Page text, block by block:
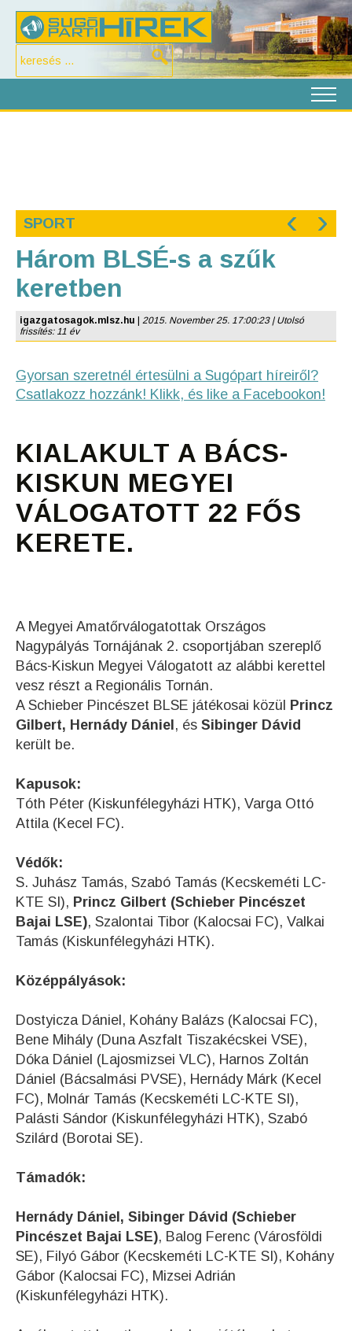
SPORT ‹ ›
Három BLSÉ-s a szűk
keretben
igazgatosagok.mlsz.hu
2015. November 25. 17:00:23 | Utolsó
frissítés: 11 év
Gyorsan szeretnél értesülni a Sugópart híreiről?
Csatlakozz hozzánk! Klikk, és like a Facebookon!
KIALAKULT A BÁCS-
KISKUN MEGYEI
VÁLOGATOTT 22 FŐS
KERETE.
A Megyei Amatőrválogatottak Országos
Nagypályás Tornájának 2. csoportjában szereplő
Bács-Kiskun Megyei Válogatott az alábbi kerettel
vesz részt a Regionális Tornán.
A Schieber Pincészet BLSE játékosai közül
Princz
Gilbert, Hernády Dániel , és Sibinger Dávid
került be.
Kapusok:
Tóth Péter (Kiskunfélegyházi HTK), Varga Ottó
Attila (Kecel FC).
Védők:
S. Juhász Tamás, Szabó Tamás (Kecskeméti LC-
KTE SI), Princz Gilbert (Schieber Pincészet
Bajai LSE), Szalontai Tibor (Kalocsai FC), Valkai
Tamás (Kiskunfélegyházi HTK).
Középpályások:
Dostyicza Dániel, Kohány Balázs (Kalocsai FC),
Bene Mihály (Duna Aszfalt Tiszakécskei VSE),
Dóka Dániel (Lajosmizsei VLC), Harnos Zoltán
Dániel (Bácsalmási PVSE), Hernády Márk (Kecel
FC), Molnár Tamás (Kecskeméti LC-KTE SI),
Palásti Sándor (Kiskunfélegyházi HTK), Szabó
Szilárd (Borotai SE).
Támadók:
Hernády Dániel, Sibinger Dávid (Schieber
Pincészet Bajai LSE), Balog Ferenc (Városföldi
SE), Filyó Gábor (Kecskeméti LC-KTE SI), Kohány
Gábor (Kalocsai FC), Mizsei Adrián
(Kiskunfélegyházi HTK).